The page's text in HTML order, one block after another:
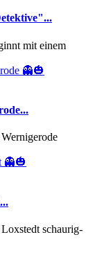
mit einem
schaurig-